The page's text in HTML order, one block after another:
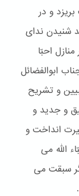
و در
شنیدن ندای
احبّا
ابوالفضائل
و تشریح
و جدید و
انداخت و
الله می
سبقت می